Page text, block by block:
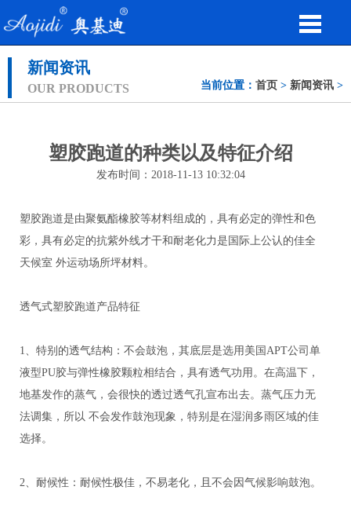
新闻资讯
OUR PRODUCTS 当前位置：首页 > 新闻资讯 >
塑胶跑道的种类以及特征介绍
发布时间：2018-11-13 10:32:04
塑胶跑道是由聚氨酯橡胶等材料组成的，具有必定的弹性和色
彩，具有必定的抗紫外线才干和耐老化力是国际上公认的佳全
天候室 外运动场所坪材料。
透气式塑胶跑道产品特征
1、特别的透气结构：不会鼓泡，其底层是选用美国APT公司单
液型PU胶与弹性橡胶颗粒相结合，具有透气功用。在高温下，
地基发作的蒸气，会很快的透过透气孔宣布出去。蒸气压力无
法调集，所以 不会发作鼓泡现象，特别是在湿润多雨区域的佳
选择。
2、耐候性：耐候性极佳，不易老化，且不会因气候影响鼓泡。